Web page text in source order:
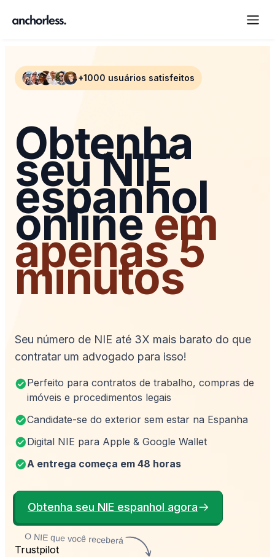
+1000 usuários satisfeitos
Obtenha
seu NIE
espanhol
onlineem
apenas 5
minutos
Seu número de NIE até 3X mais barato do que
contratar um advogado para isso!
Perfeito para contratos de trabalho, compras de
imóveis e procedimentos legais
Candidate-se do exterior sem estar na Espanha
Digital NIE para Apple & Google Wallet
A entrega começa em 48 horas
Obtenha seu NIE espanhol agora
Trustpilot
O NIE que você receberá